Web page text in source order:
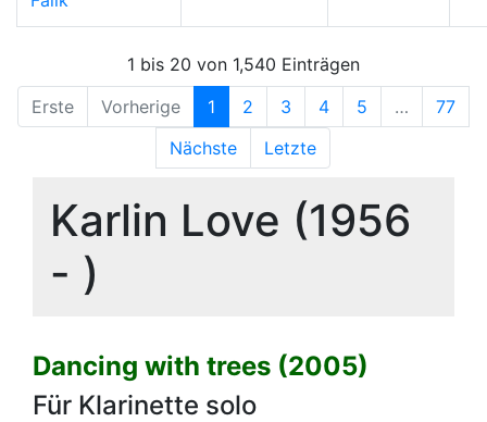
1 bis 20 von 1,540 Einträgen
Erste
Vorherige 1 2 3 4 5 …
77
Nächste
Letzte
Karlin Love (1956
- )
Dancing with trees (2005)
Für Klarinette solo